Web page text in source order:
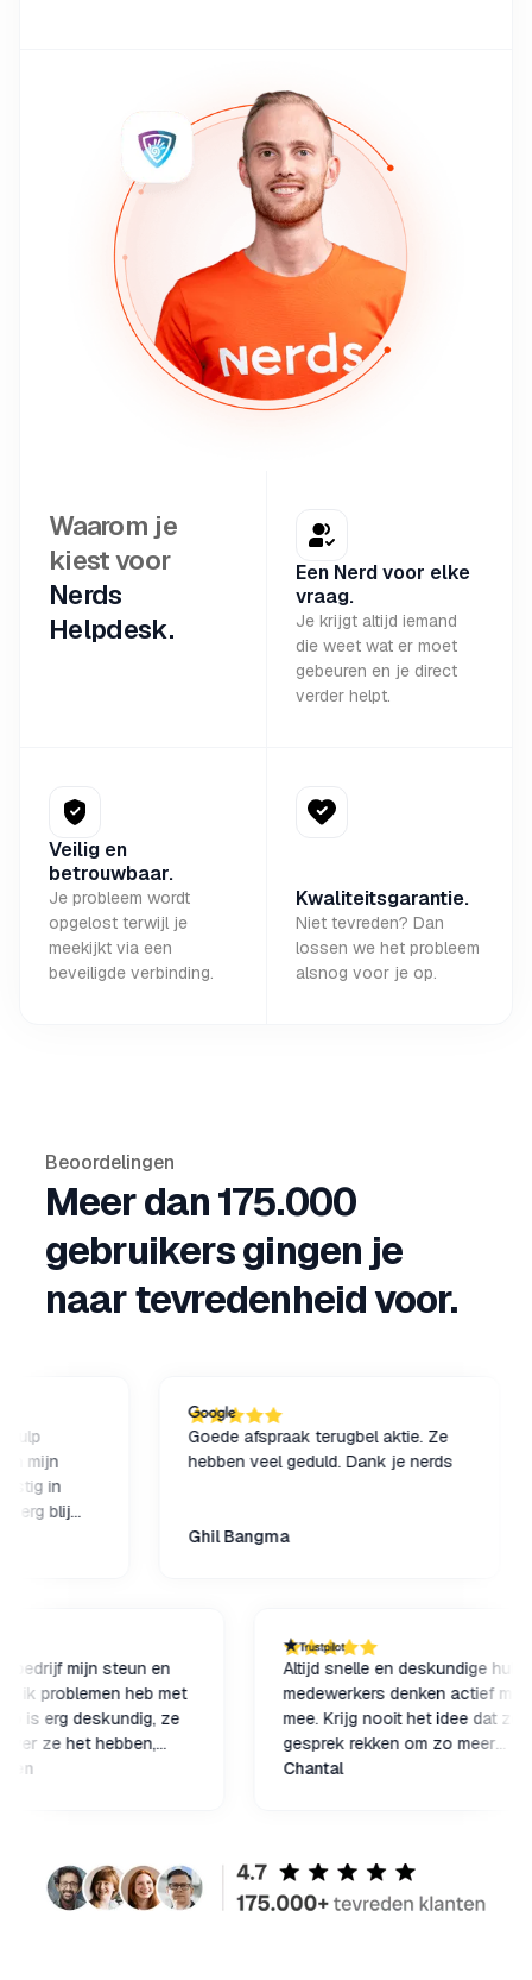
Waarom je
kiest voor
Nerds
Helpdesk.
Een Nerd voor elke
vraag.
Je krijgt altijd iemand
die weet wat er moet
gebeuren en je direct
verder helpt.
Veilig en
betrouwbaar.
Je probleem wordt
opgelost terwijl je
meekijkt via een
beveiligde verbinding.
Kwaliteitsgarantie.
Niet tevreden? Dan
lossen we het probleem
alsnog voor je op.
Beoordelingen
Meer dan 175.000
gebruikers gingen je
naar tevredenheid voor.
blij
Goede afspraak terugbel aktie. Ze
hebben veel geduld. Dank je nerds
Ghil Bangma
is dit bedrijf mijn steun en
als ik problemen heb met
De hulp is erg deskundig, ze
waarover ze het hebben,
als begrijpelijk en duidelijk uit
denken gewoon goed met je
tasten goed af wat bij je
Altijd snelle en
medewerkers denken
mee. Krijg nooit het idee
gesprek rekken om zo
inkomsten te genereren.
Chantal